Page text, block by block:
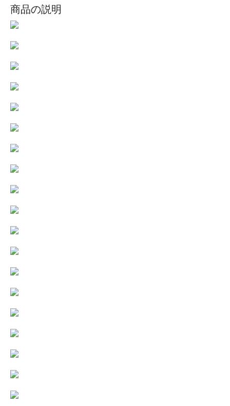
商品の説明